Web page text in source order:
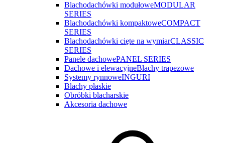
Blachodachówki modułoweMODULAR
SERIES
Blachodachówki kompaktoweCOMPACT
SERIES
Blachodachówki cięte na wymiarCLASSIC
SERIES
Panele dachowePANEL SERIES
Dachowe i elewacyjneBlachy trapezowe
Systemy rynnoweINGURI
Blachy płaskie
Obróbki blacharskie
Akcesoria dachowe